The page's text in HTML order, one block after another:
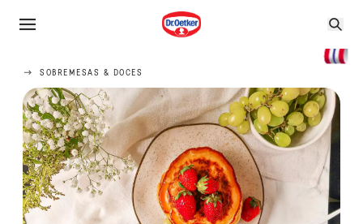
SOBREMESAS & DOCES